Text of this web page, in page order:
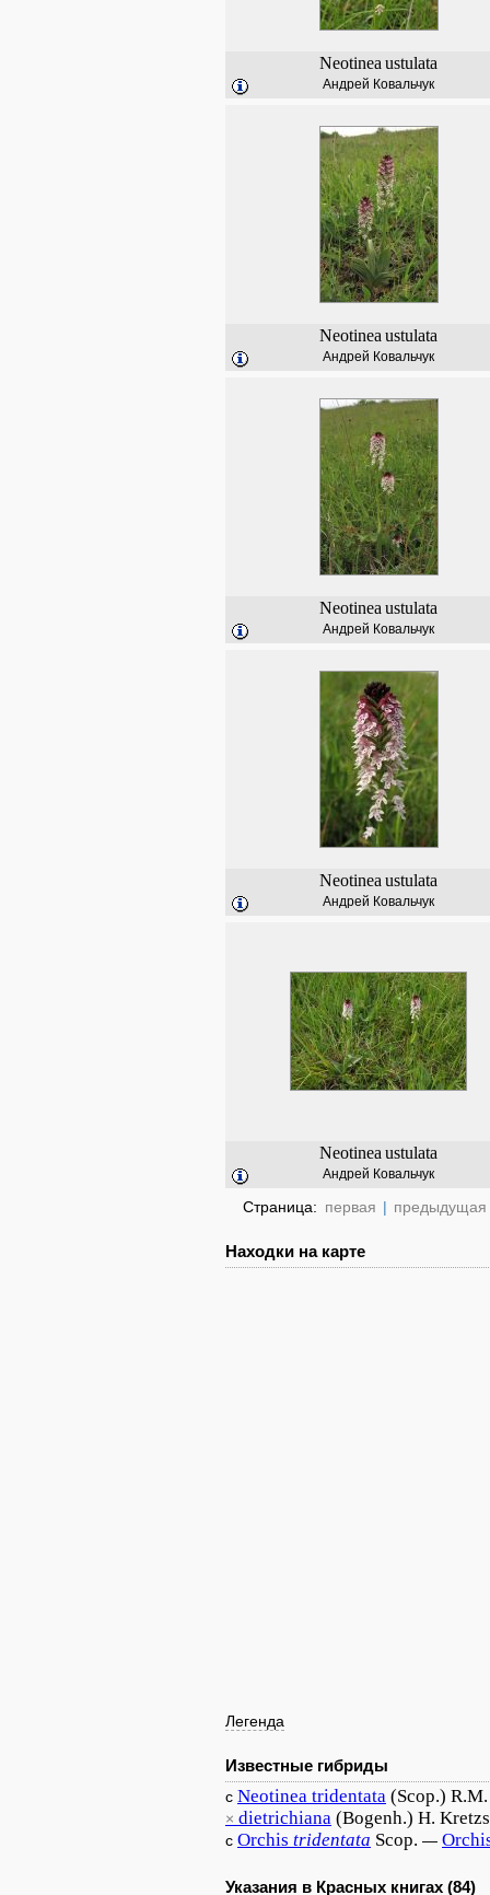
Neotinea ustulata
Андрей Ковальчук
Neotinea ustulata
Андрей Ковальчук
Neotinea ustulata
Андрей Ковальчук
Neotinea ustulata
Андрей Ковальчук
Neotinea ustulata
Андрей Ковальчук
Страница: первая | предыдущая
Находки на карте
Легенда
Известные гибриды
с Neotinea tridentata (Scop.)
× dietrichiana (Bogenh.) H.
с Orchis tridentata Scop. —
Указания в Красных книгах (84)